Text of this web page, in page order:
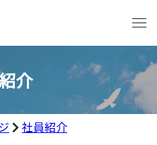
介
社員紹介